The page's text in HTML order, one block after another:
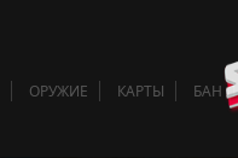
ОРУЖИЕ КАРТЫ БАН